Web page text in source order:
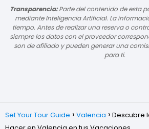
Transparencia:Parte del contenido de esta
mediante Inteligencia Artificial. La
tiempo. Antes de realizar una reserva o
siempre los datos con el proveedor
son de afiliado y pueden generar una
para ti.
Set Your Tour Guide Valencia
Descubre